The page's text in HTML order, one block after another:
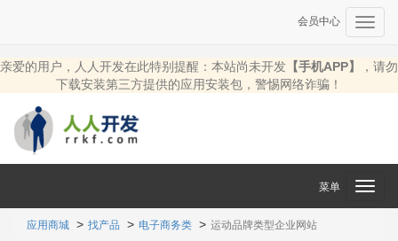
会员中心
亲爱的用户，人人开发在此特别提醒：本站尚未开发 【手机APP】
，请勿
下载安装第三方提供的应用安装包，警惕网络诈骗！
菜单
应用商城 找产品 电子商务类 运动品牌类型企业网站